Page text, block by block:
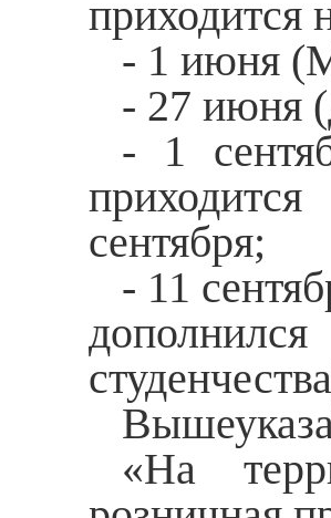
приходится
- 1 июня
- 27 июня
- 1
сентября;
- 11
«На